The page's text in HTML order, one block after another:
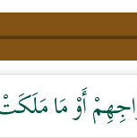
أَوْ مَا